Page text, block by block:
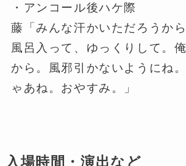
・アンコール後ハケ際
藤「みんな汗かいただろうか
風呂入って、ゆっくりして。
から。風邪引かないようにね
ゃあね。おやすみ。」
入場時間・演出など